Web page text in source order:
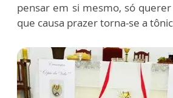
pensar em si mesmo, só
que causa prazer torna-se a